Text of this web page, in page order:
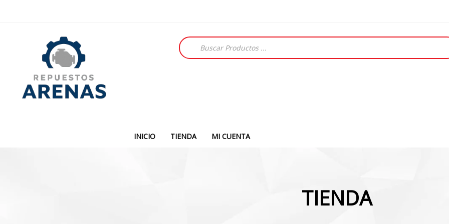
Búsqueda
de
productos
INICIO TIENDA MI CUENTA
TIENDA